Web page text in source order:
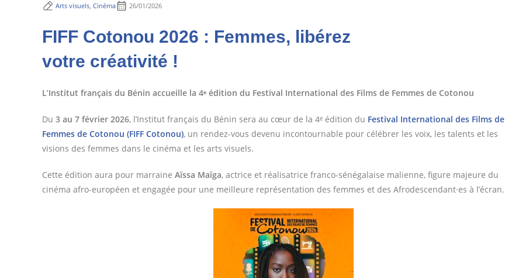
Arts visuels, Cinéma 26/01/2026
FIFF Cotonou 2026 : Femmes, libérez
votre créativité !
L’Institut français du Bénin accueille la 4ᵉ édition du Festival International des Films de Femmes de Cotonou
Du 3 au 7 février 2026, l’Institut français du Bénin sera au cœur de la 4ᵉ édition du Festival International des Films de
Femmes de Cotonou (FIFF Cotonou), un rendez-vous devenu incontournable pour célébrer les voix, les talents et les
visions des femmes dans le cinéma et les arts visuels.
Cette édition aura pour marraine Aïssa Maïga, actrice et réalisatrice franco-sénégalaise malienne, figure majeure du
cinéma afro-européen et engagée pour une meilleure représentation des femmes et des Afrodescendant·es à l’écran.